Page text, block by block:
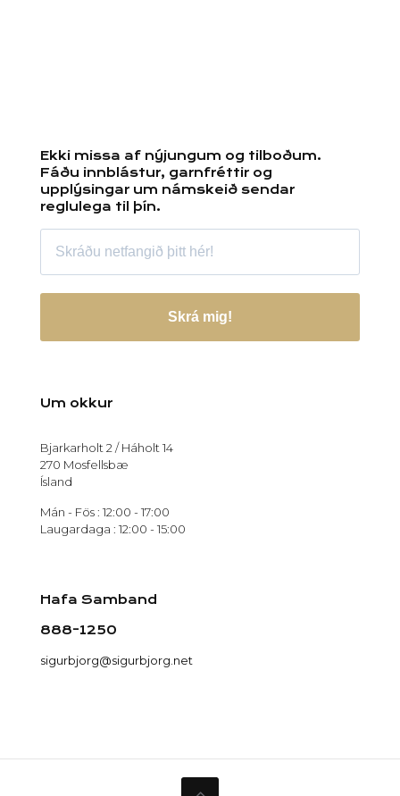
Ekki missa af nýjungum og tilboðum.
Fáðu innblástur, garnfréttir og
upplýsingar um námskeið sendar
reglulega til þín.
Skrá mig!
Um okkur
Bjarkarholt 2 / Háholt 14
270 Mosfellsbæ
Ísland
Mán - Fös : 12:00 - 17:00
Laugardaga : 12:00 - 15:00
Hafa Samband
888-1250
sigurbjorg@sigurbjorg.net